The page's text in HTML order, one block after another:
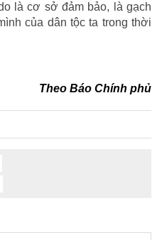
là cơ sở đảm bảo, là gạch
của dân tộc ta trong thời
Theo Báo Chính phủ